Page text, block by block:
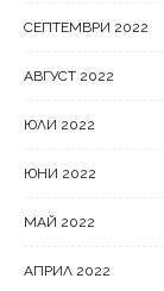
СЕПТЕМВРИ 2022
АВГУСТ 2022
ЮЛИ 2022
ЮНИ 2022
МАЙ 2022
АПРИЛ 2022